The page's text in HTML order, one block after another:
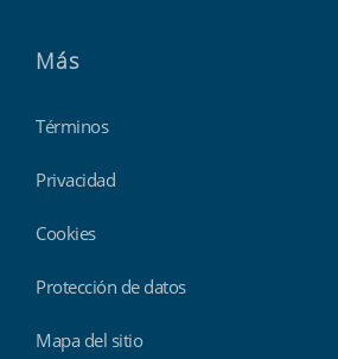
Más
Términos
Privacidad
Cookies
Protección de datos
Mapa del sitio